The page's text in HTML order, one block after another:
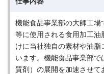
機能食品事業部の大師工場
等に使用される食用加工油
けに当社独自の素材や油
います。機能食品事業部
質剤）の展開を加速させて